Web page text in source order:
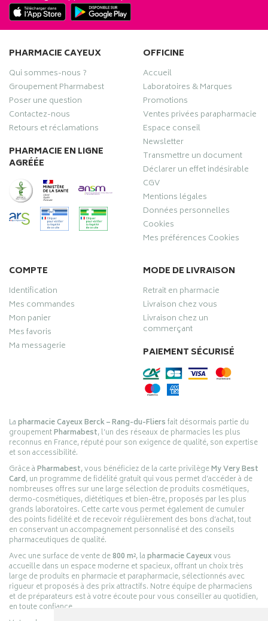
PHARMACIE CAYEUX
Qui sommes-nous ?
Groupement Pharmabest
Poser une question
Contactez-nous
Retours et réclamations
PHARMACIE EN LIGNE
AGRÉÉE
OFFICINE
Accueil
Laboratoires & Marques
Promotions
Ventes privées parapharmacie
Espace conseil
Newsletter
Transmettre un document
Déclarer un effet indésirable
CGV
Mentions légales
Données personnelles
Cookies
Mes préférences Cookies
COMPTE
Identification
Mes commandes
Mon panier
Mes favoris
Ma messagerie
MODE DE LIVRAISON
Retrait en pharmacie
Livraison chez vous
Livraison chez un
commerçant
PAIEMENT SÉCURISÉ
Lapharmacie Cayeux Berck – Rang-du-Fliersfait désormais partie du
groupementPharmabest, l’un des réseaux de pharmacies les plus
reconnus en France, réputé pour son exigence de qualité, son expertise
et son accessibilité.
Grâce àPharmabest, vous bénéficiez de la carte privilègeMy Very Best
Card, un programme de fidélité gratuit qui vous permet d’accéder à de
nombreuses offres sur une large sélection de produits cosmétiques,
dermo-cosmétiques, diététiques et bien-être, proposés par les plus
grands laboratoires. Cette carte vous permet également de cumuler
des points fidélité et de recevoir régulièrement des bons d’achat, tout
en conservant un accompagnement personnalisé et des conseils
pharmaceutiques de qualité.
Avec une surface de vente de800 m², lapharmacie Cayeuxvous
accueille dans un espace moderne et spacieux, offrant un choix très
large de produits en pharmacie et parapharmacie, sélectionnés avec
rigueur et proposés à des prix attractifs. Notre équipe de pharmaciens
et de préparateurs est à votre écoute pour vous conseiller au quotidien,
en toute confiance.